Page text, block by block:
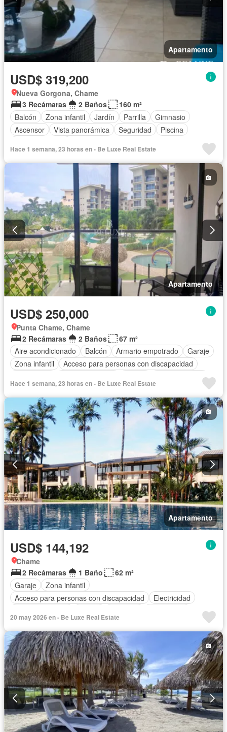
Apartamento
USD$ 319,200
Nueva Gorgona, Chame
3 Recámaras
2 Baños
160 m²
Balcón
Zona infantil Jardín Parrilla
Gimnasio
Ascensor
Vista panorámica Seguridad
Piscina
Hace 1 semana, 23 horas en - Be Luxe Real Estate
Apartamento
USD$ 250,000
Punta Chame, Chame
2 Recámaras
2 Baños
67 m²
Aire acondicionado
Balcón Armario empotrado
Garaje
Zona infantil
Acceso para personas con discapacidad
Cocina integral
Gas natural
Vista panorámica Seguridad
Hace 1 semana, 23 horas en - Be Luxe Real Estate
Apartamento
USD$ 144,192
Chame
2 Recámaras
1 Baño
62 m²
Garaje
Zona infantil
Acceso para personas con discapacidad
Electricidad
Vista panorámica
Seguridad
20 may 2026 en - Be Luxe Real Estate